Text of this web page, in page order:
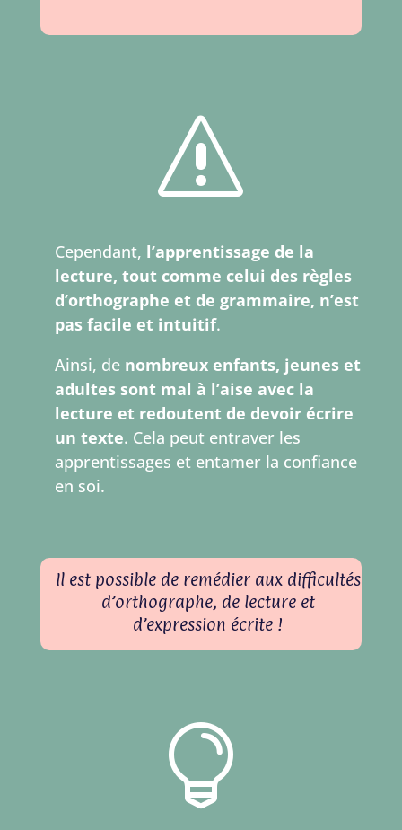
s
Cependant, l’apprentissage de la
lecture, tout comme celui des règles
d’orthographe et de grammaire, n’est
pas facile et intuitif.
Ainsi, de nombreux enfants, jeunes et
adultes sont mal à l’aise avec la
lecture et redoutent de devoir écrire
un texte. Cela peut entraver les
apprentissages et entamer la confiance
en soi.
Il est possible de remédier aux difficultés
d’orthographe, de lecture et
d’expression écrite !
